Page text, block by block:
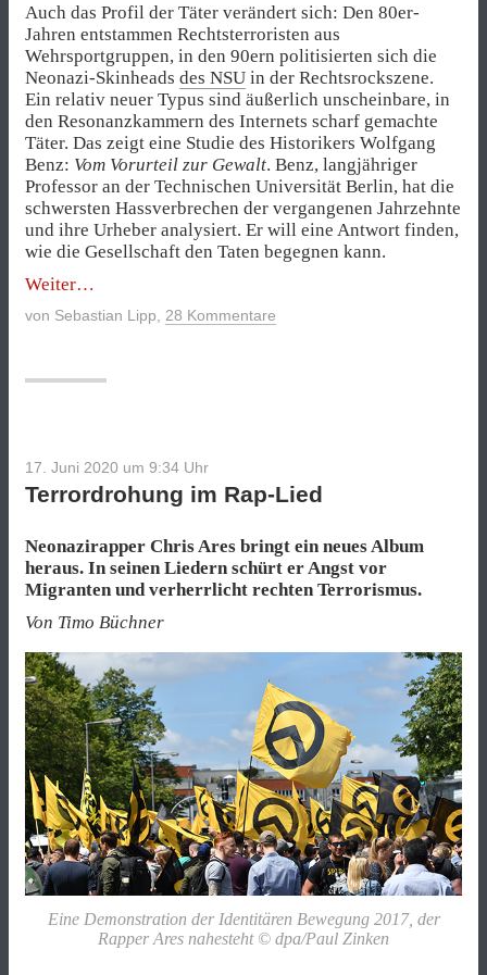
Auch das Profil der Täter verändert sich: Den 80er-
Jahren entstammen Rechtsterroristen aus
Wehrsportgruppen, in den 90ern politisierten sich die
Neonazi-Skinheads des NSU in der Rechtsrockszene.
Ein relativ neuer Typus sind äußerlich unscheinbare, in
den Resonanzkammern des Internets scharf gemachte
Täter. Das zeigt eine Studie des Historikers Wolfgang
Benz: Vom Vorurteil zur Gewalt. Benz, langjähriger
Professor an der Technischen Universität Berlin, hat die
schwersten Hassverbrechen der vergangenen Jahrzehnte
und ihre Urheber analysiert. Er will eine Antwort finden,
wie die Gesellschaft den Taten begegnen kann.
Weiter„Der
aus
von Sebastian Lipp 28 Kommentare
17. Juni 2020 um 9:34 Uhr
Terrordrohung im Rap-Lied
Neonazirapper Chris Ares bringt ein neues Album
heraus. In seinen Liedern schürt er Angst vor
Migranten und verherrlicht rechten Terrorismus.
Von Timo Büchner
Eine Demonstration der Identitären Bewegung 2017, der
Rapper Ares nahesteht © dpa/Paul Zinken